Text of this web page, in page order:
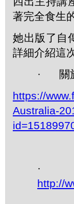
著完全食生
她出版了自
詳細介紹這
· 關
https://
Australia-
·
http://